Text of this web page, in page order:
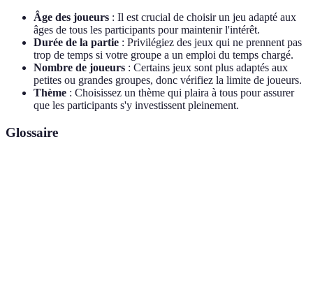
Âge des joueurs : Il est crucial de choisir un jeu adapté aux
âges de tous les participants pour maintenir l'intérêt.
Durée de la partie : Privilégiez des jeux qui ne prennent pas
trop de temps si votre groupe a un emploi du temps chargé.
Nombre de joueurs : Certains jeux sont plus adaptés aux
petites ou grandes groupes, donc vérifiez la limite de joueurs.
Thème : Choisissez un thème qui plaira à tous pour assurer
que les participants s'y investissent pleinement.
Glossaire